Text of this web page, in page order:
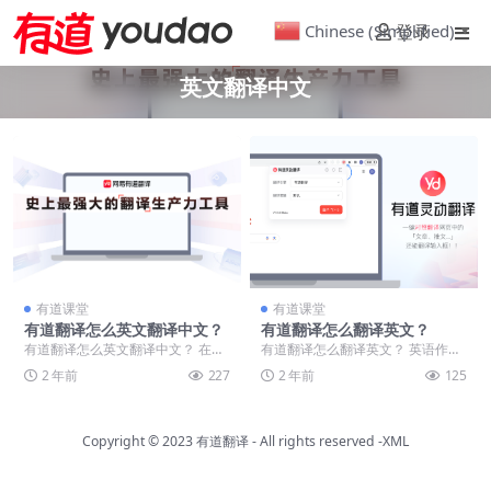
登录
英文翻译中文​
有道课堂
有道翻译怎么英文翻译中文？
有道翻译怎么英文翻译中文？ 在如
今这个信息高速发展的时代，语言
的交流显得尤为重要...
2 年前 227
有道课堂
有道翻译怎么翻译英文？
有道翻译怎么翻译英文？ 英语作为
国际通用语言，越来越受到重视。
许多人在学习或工作...
2 年前 125
Copyright © 2023有道翻译- All rights reserved -XML
Chinese (Simplified) ▼